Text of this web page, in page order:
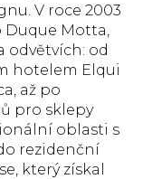
V roce 2003
Motta,
odvětvích: od
hotelem Elqui
až po
pro sklepy
oblasti s
rezidenční
který získal